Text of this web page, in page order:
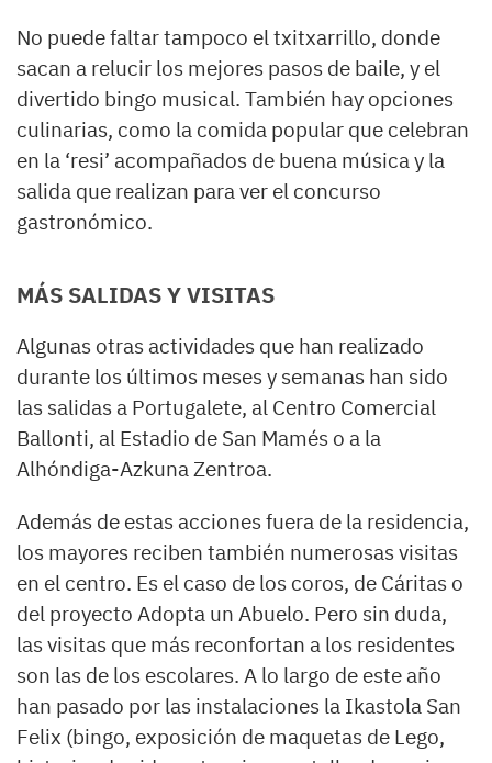
No puede faltar tampoco el txitxarrillo, donde
sacan a relucir los mejores pasos de baile, y el
divertido bingo musical. También hay opciones
culinarias, como la comida popular que celebran
en la ‘resi’ acompañados de buena música y la
salida que realizan para ver el concurso
gastronómico.
MÁS SALIDAS Y VISITAS
Algunas otras actividades que han realizado
durante los últimos meses y semanas han sido
las salidas a Portugalete, al Centro Comercial
Ballonti, al Estadio de San Mamés o a la
Alhóndiga-Azkuna Zentroa.
Además de estas acciones fuera de la residencia,
los mayores reciben también numerosas visitas
en el centro. Es el caso de los coros, de Cáritas o
del proyecto Adopta un Abuelo. Pero sin duda,
las visitas que más reconfortan a los residentes
son las de los escolares. A lo largo de este año
han pasado por las instalaciones la Ikastola San
Felix (bingo, exposición de maquetas de Lego,